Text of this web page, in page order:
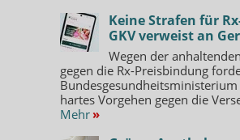
Keine Strafen für
GKV verweist an
Wegen der
gegen die Rx-Preisbindung
Bundesgesundheitsministerium
hartes Vorgehen gegen die
Mehr »